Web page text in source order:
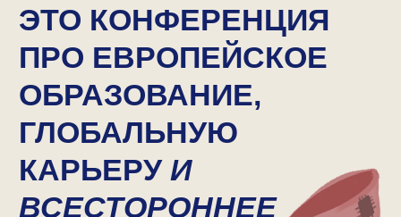
Участников
1 000+
Cпикеров
10+